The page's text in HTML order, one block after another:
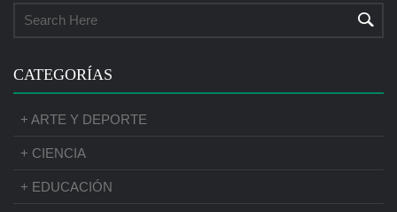
CATEGORÍAS
+ ARTE Y DEPORTE
+ CIENCIA
+ EDUCACIÓN